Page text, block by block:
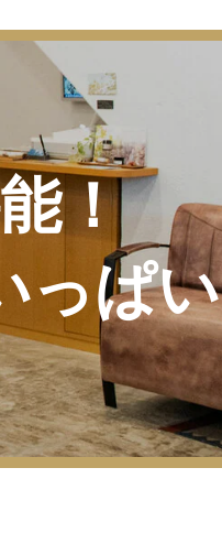
！
っぱい